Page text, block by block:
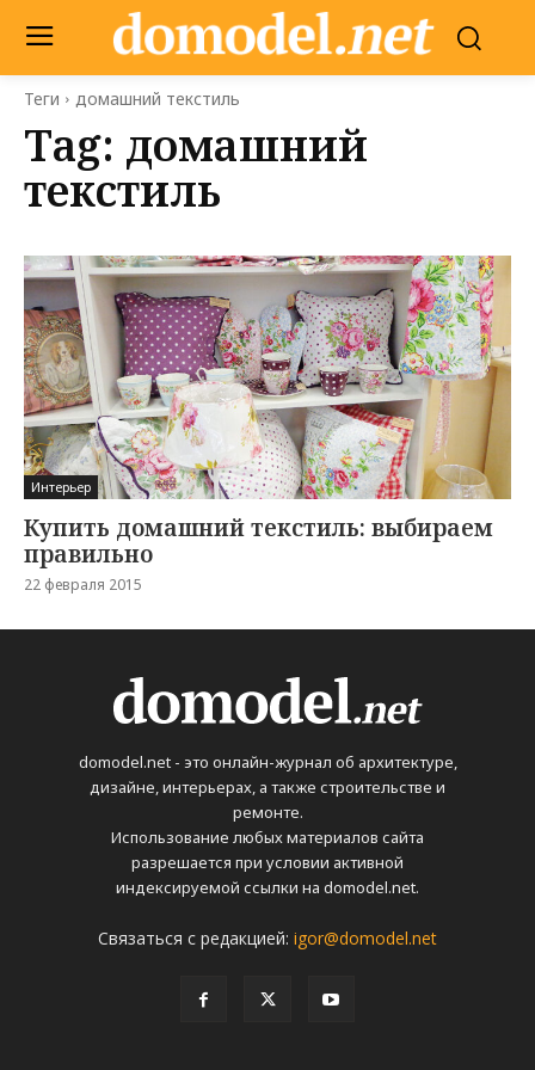
Теги домашний текстиль
Tag: домашний
текстиль
Интерьер
Купить домашний текстиль: выбираем
правильно
22 февраля 2015
domodel.net - это онлайн-журнал об архитектуре,
дизайне, интерьерах, а также строительстве и
ремонте.
Использование любых материалов сайта
разрешается при условии активной
индексируемой ссылки на domodel.net.
Связаться с редакцией: igor@domodel.net